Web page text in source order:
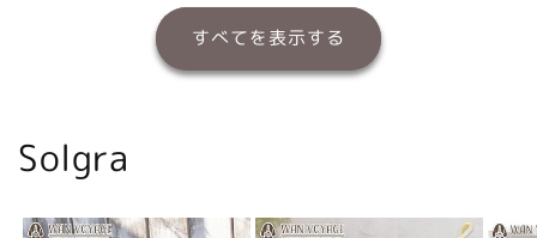
すべてを表示する
Solgra